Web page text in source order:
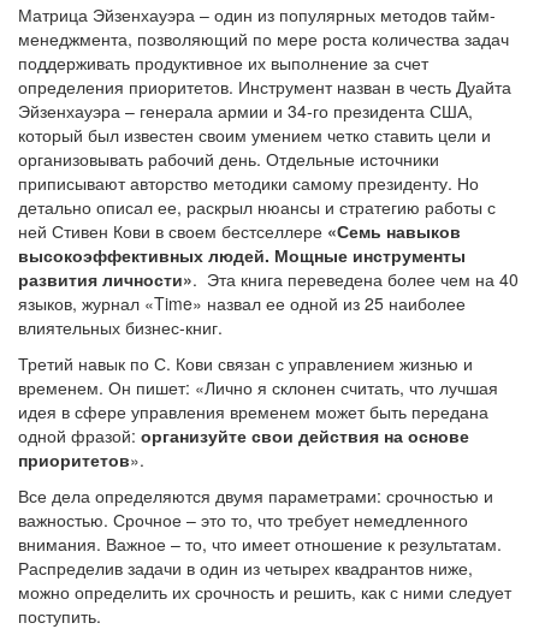
Матрица Эйзенхауэра – один из популярных методов тайм-
менеджмента, позволяющий по мере роста количества задач
поддерживать продуктивное их выполнение за счет
определения приоритетов. Инструмент назван в честь Дуайта
Эйзенхауэра – генерала армии и 34-го президента США,
который был известен своим умением четко ставить цели и
организовывать рабочий день. Отдельные источники
приписывают авторство методики самому президенту. Но
детально описал ее, раскрыл нюансы и стратегию работы с
ней Стивен Кови в своем бестселлере «Семь навыков
высокоэффективных людей. Мощные инструменты
развития личности». Эта книга переведена более чем на 40
языков, журнал «Time» назвал ее одной из 25 наиболее
влиятельных бизнес-книг.
Третий навык по С. Кови связан с управлением жизнью и
временем. Он пишет: «Лично я склонен считать, что лучшая
идея в сфере управления временем может быть передана
одной фразой: организуйте свои действия на основе
приоритетов».
Все дела определяются двумя параметрами: срочностью и
важностью. Срочное – это то, что требует немедленного
внимания. Важное – то, что имеет отношение к результатам.
Распределив задачи в один из четырех квадрантов ниже,
можно определить их срочность и решить, как с ними следует
поступить.